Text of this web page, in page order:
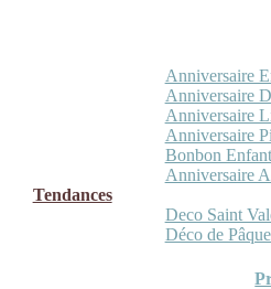
Anniversaire
Anniversaire
Anniversaire
Anniversaire
Bonbon Enfant
Anniversaire
Tendances
Deco Saint
Déco de